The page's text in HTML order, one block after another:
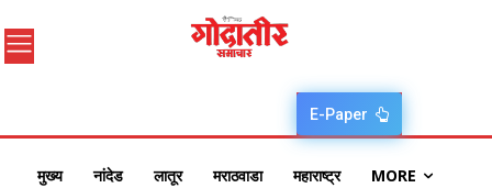
E-Paper
मुख्य नांदेड लातूर मराठवाडा महाराष्ट्र MORE